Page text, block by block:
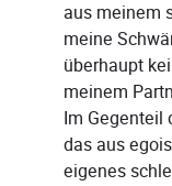
aus meinem
meine
überhaupt
meinem
Im Gegenteil
das aus
eigenes